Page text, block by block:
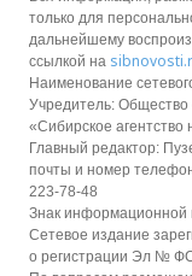
только для
дальнейшему
ссылкой на
Наименование
Учредитель: Общество
«Сибирское агентство
Главный редактор:
почты и номер
223-78-48
Знак информационной
Сетевое издание
о регистрации Эл №